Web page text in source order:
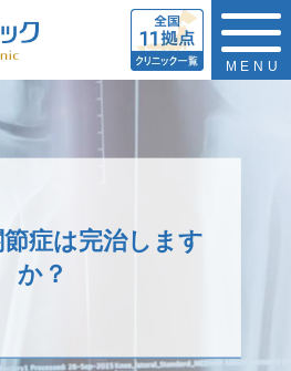
MENU
症は完治します
か？